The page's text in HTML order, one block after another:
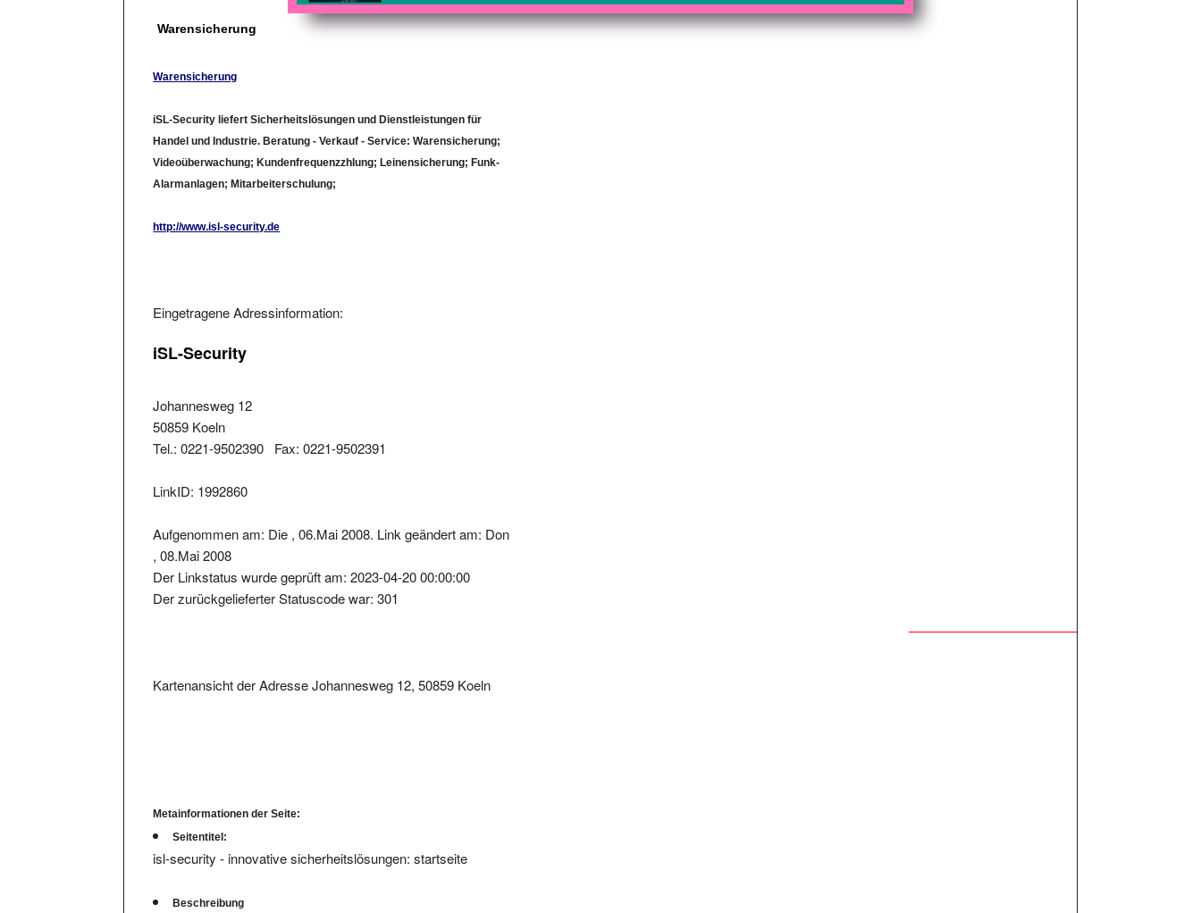
Warensicherung
Warensicherung
iSL-Security liefert Sicherheitslösungen und Dienstleistungen für
Handel und Industrie. Beratung - Verkauf - Service: Warensicherung;
Videoüberwachung; Kundenfrequenzzhlung; Leinensicherung; Funk-
Alarmanlagen; Mitarbeiterschulung;
http://www.isl-security.de
Eingetragene Adressinformation:
iSL-Security
Johannesweg 12
50859 Koeln
Tel.: 0221-9502390 Fax: 0221-9502391
LinkID: 1992860
Aufgenommen am: Die , 06.Mai 2008. Link geändert am: Don
, 08.Mai 2008
Der Linkstatus wurde geprüft am: 2023-04-20 00:00:00
Der zurückgelieferter Statuscode war: 301
Kartenansicht der Adresse Johannesweg 12, 50859 Koeln
Metainformationen der Seite:
Seitentitel:
isl-security - innovative sicherheitslösungen: startseite
Beschreibung